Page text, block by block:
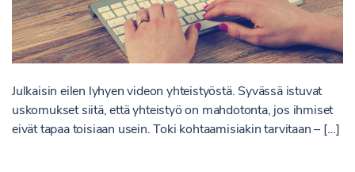
Julkaisin eilen lyhyen videon yhteistyöstä. Syvässä istuvat
uskomukset siitä, että yhteistyö on mahdotonta, jos ihmiset
eivät tapaa toisiaan usein. Toki kohtaamisiakin tarvitaan – […]